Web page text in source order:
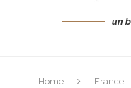
un
Home France